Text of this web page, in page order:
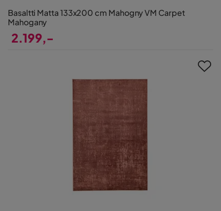
Basaltti Matta 133x200 cm Mahogny VM Carpet
Mahogany
2.199,-